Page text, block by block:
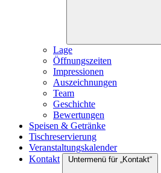
Lage
Öffnungszeiten
Impressionen
Auszeichnungen
Team
Geschichte
Bewertungen
Speisen & Getränke
Tischreservierung
Veranstaltungskalender
Kontakt
Untermenü für „Kontakt“